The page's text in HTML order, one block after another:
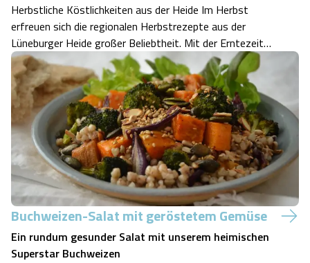
Herbstliche Köstlichkeiten aus der Heide Im Herbst
erfreuen sich die regionalen Herbstrezepte aus der
Lüneburger Heide großer Beliebtheit. Mit der Erntezeit
für die berühmten Heidekartoffeln und dem frisch
geernteten Kürbis sind regionale Spezialitäten jetzt
besonders gefragt. Diese einfachen, aber…
Buchweizen-Salat mit geröstetem Gemüse
Ein rundum gesunder Salat mit unserem heimischen
Superstar Buchweizen